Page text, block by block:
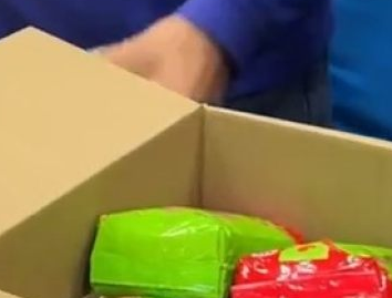
ул. Главная, 99